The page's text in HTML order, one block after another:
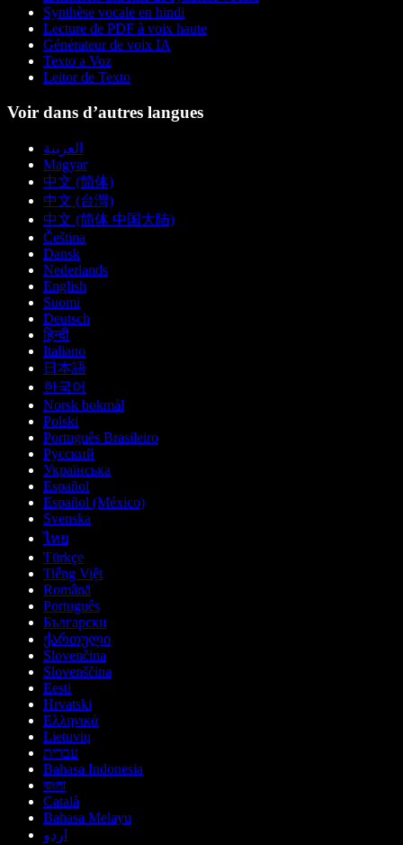
Synthèse vocale en hindi
Lecture de PDF à voix haute
Générateur de voix IA
Texto a Voz
Leitor de Texto
Voir dans d’autres langues
العربية
Magyar
中文 (简体)
中文 (台灣)
中文 (简体 中国大陆)
Čeština
Dansk
Nederlands
English
Suomi
Deutsch
हिन्दी
Italiano
日本語
한국어
Norsk bokmål
Polski
Português Brasileiro
Русский
Українська
Español
Español (México)
Svenska
ไทย
Türkçe
Tiếng Việt
Română
Português
Български
ქართული
Slovenčina
Slovenščina
Eesti
Hrvatski
Ελληνικά
Lietuvių
עברית
Bahasa Indonesia
বাংলা
Català
Bahasa Melayu
اردو